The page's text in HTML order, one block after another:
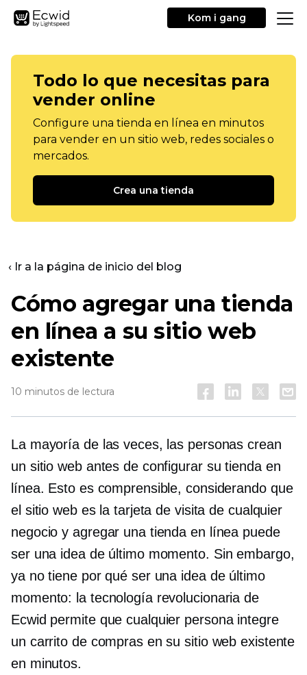
Kom i gang
Todo lo que necesitas para
vender online
Configure una tienda en línea en minutos
para vender en un sitio web, redes sociales o
mercados.
Crea una tienda
‹ Ir a la página de inicio del blog
Cómo agregar una tienda
en línea a su sitio web
existente
10 minutos de lectura
La mayoría de las veces, las personas crean
un sitio web antes de configurar su tienda en
línea. Esto es comprensible, considerando que
el sitio web es la tarjeta de visita de cualquier
negocio y agregar una tienda en línea puede
ser una idea de último momento. Sin embargo,
ya no tiene por qué ser una idea de último
momento: la tecnología revolucionaria de
Ecwid permite que cualquier persona integre
un carrito de compras en su sitio web existente
en minutos.